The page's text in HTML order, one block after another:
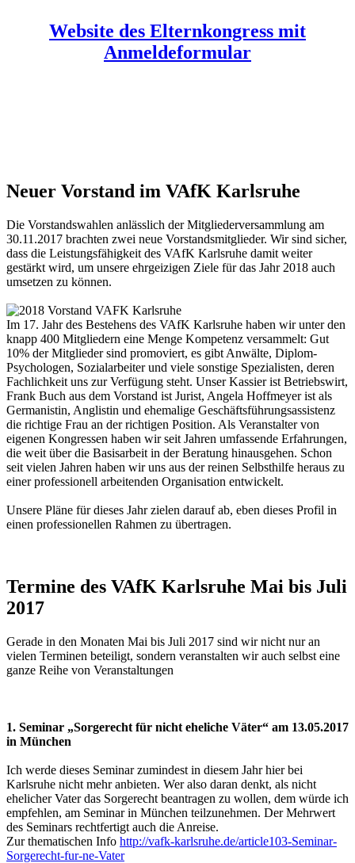
Website des Elternkongress mit
Anmeldeformular
Neuer Vorstand im VAfK Karlsruhe
Die Vorstandswahlen anlässlich der Mitgliederversammlung am
30.11.2017 brachten zwei neue Vorstandsmitglieder. Wir sind sicher,
dass die Leistungsfähigkeit des VAfK Karlsruhe damit weiter
gestärkt wird, um unsere ehrgeizigen Ziele für das Jahr 2018 auch
umsetzen zu können.
Im 17. Jahr des Bestehens des VAfK Karlsruhe haben wir unter den
knapp 400 Mitgliedern eine Menge Kompetenz versammelt: Gut
10% der Mitglieder sind promoviert, es gibt Anwälte, Diplom-
Psychologen, Sozialarbeiter und viele sonstige Spezialisten, deren
Fachlichkeit uns zur Verfügung steht. Unser Kassier ist Betriebswirt,
Frank Buch aus dem Vorstand ist Jurist, Angela Hoffmeyer ist als
Germanistin, Anglistin und ehemalige Geschäftsführungsassistenz
die richtige Frau an der richtigen Position. Als Veranstalter von
eigenen Kongressen haben wir seit Jahren umfassende Erfahrungen,
die weit über die Basisarbeit in der Beratung hinausgehen. Schon
seit vielen Jahren haben wir uns aus der reinen Selbsthilfe heraus zu
einer professionell arbeitenden Organisation entwickelt.
Unsere Pläne für dieses Jahr zielen darauf ab, eben dieses Profil in
einen professionellen Rahmen zu übertragen.
Termine des VAfK Karlsruhe Mai bis Juli
2017
Gerade in den Monaten Mai bis Juli 2017 sind wir nicht nur an
vielen Terminen beteiligt, sondern veranstalten wir auch selbst eine
ganze Reihe von Veranstaltungen
1. Seminar „Sorgerecht für nicht eheliche Väter“ am 13.05.2017
in München
Ich werde dieses Seminar zumindest in diesem Jahr hier bei
Karlsruhe nicht mehr anbieten. Wer also daran denkt, als nicht
ehelicher Vater das Sorgerecht beantragen zu wollen, dem würde ich
empfehlen, am Seminar in München teilzunehmen. Der Mehrwert
des Seminars rechtfertigt auch die Anreise.
Zur thematischen Info http://vafk-karlsruhe.de/article103-Seminar-
Sorgerecht-fur-ne-Vater